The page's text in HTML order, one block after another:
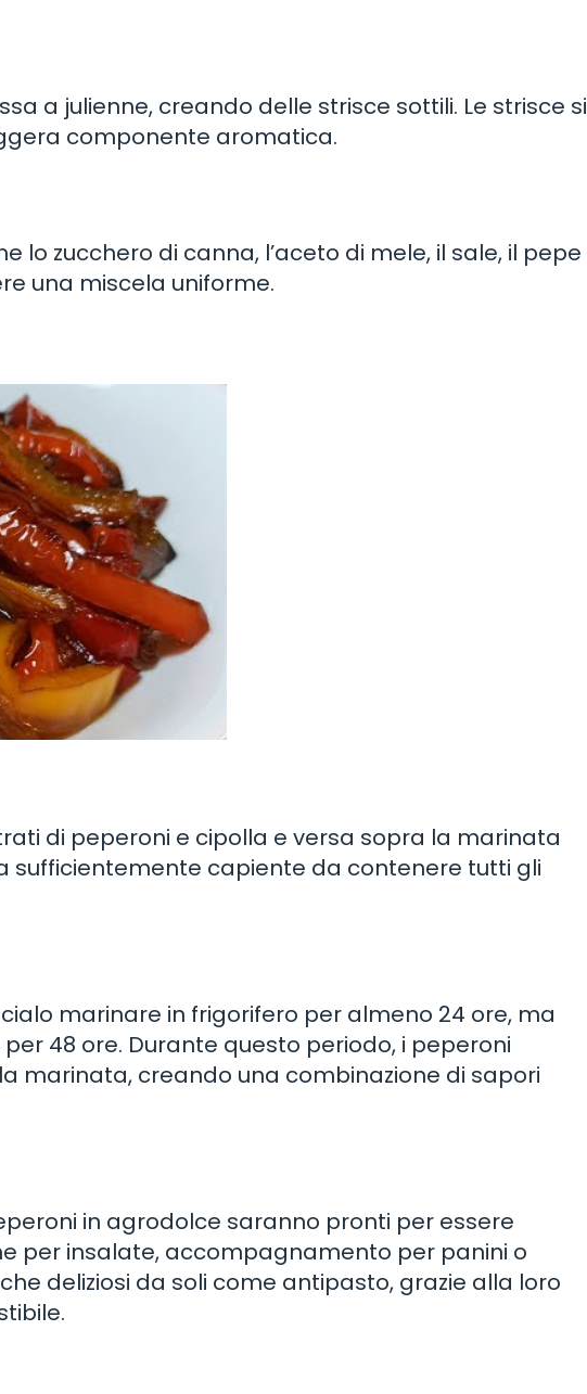
a julienne, creando delle strisce sottili. Le strisce si
componente aromatica.
lo zucchero di canna, l’aceto di mele, il sale, il pepe
una miscela uniforme.
di peperoni e cipolla e versa sopra la marinata
sufficientemente capiente da contenere tutti gli
marinare in frigorifero per almeno 24 ore, ma
48 ore. Durante questo periodo, i peperoni
marinata, creando una combinazione di sapori
in agrodolce saranno pronti per essere
per insalate, accompagnamento per panini o
deliziosi da soli come antipasto, grazie alla loro